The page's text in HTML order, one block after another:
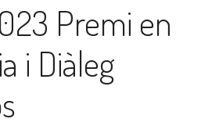
Premi en
i Diàleg